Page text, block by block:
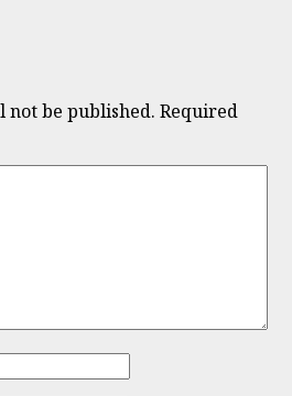
not be published. Required